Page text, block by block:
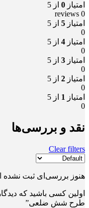
امتیاز 0 از 5
0 reviews
امتیاز 5 از 5
0
امتیاز 4 از 5
0
امتیاز 3 از 5
0
امتیاز 2 از 5
0
امتیاز 1 از 5
0
نقد و بررسی‌ها
Clear filters
هنوز بررسی‌ای ثبت
اولین کسی باشید که
طرح شش ضلعی”